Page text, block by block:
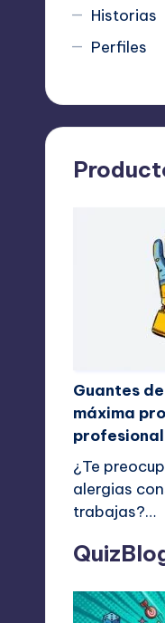
Historias
Perfiles
Guantes
máxima
¿Te
alergias
trabajas?…